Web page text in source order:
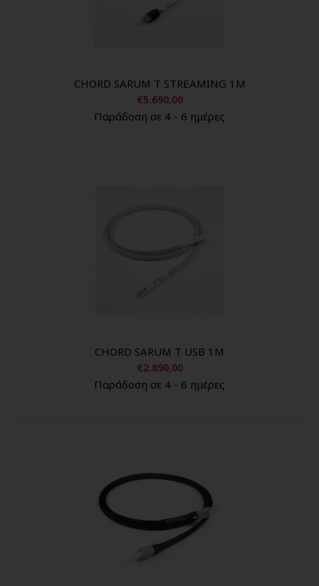
CHORD SARUM T STREAMING 1M
€5.690,00
Παράδοση σε 4 - 6 ημέρες
CHORD SARUM T USB 1M
€2.890,00
Παράδοση σε 4 - 6 ημέρες